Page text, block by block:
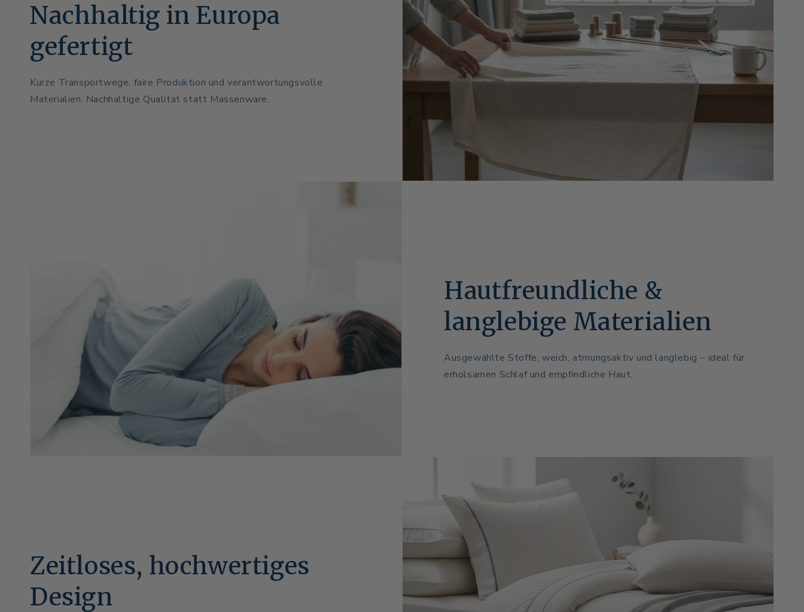
Nachhaltig in Europa
gefertigt
Kurze Transportwege, faire Produktion und verantwortungsvolle
Materialien. Nachhaltige Qualität statt Massenware.
Hautfreundliche &
langlebige Materialien
Ausgewählte Stoffe, weich, atmungsaktiv und langlebig – ideal für
erholsamen Schlaf und empfindliche Haut.
Zeitloses, hochwertiges
Design